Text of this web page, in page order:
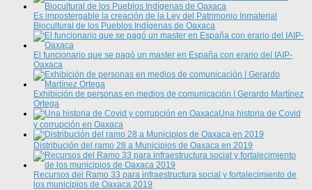
Es impostergable la creación de la Ley del Patrimonio Inmaterial
Biocultural de los Pueblos Indígenas de Oaxaca
El funcionario que se pagó un master en España con erario del IAIP-
Oaxaca
Exhibición de personas en medios de comunicación | Gerardo Martínez
Ortega
Una historia de Covid
y corrupción en Oaxaca
Distribución del ramo 28 a Municipios de Oaxaca en 2019
Recursos del Ramo 33 para infraestructura social y fortalecimiento de
los municipios de Oaxaca 2019